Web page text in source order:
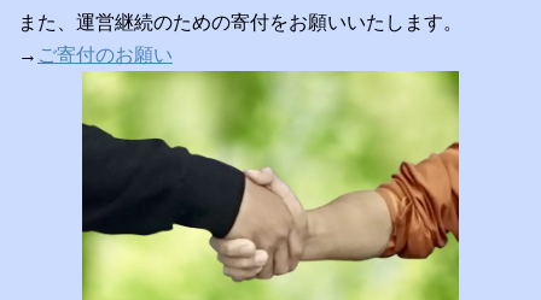
また、運営継続のための寄付をお願いいたします。
→ ご寄付のお願い